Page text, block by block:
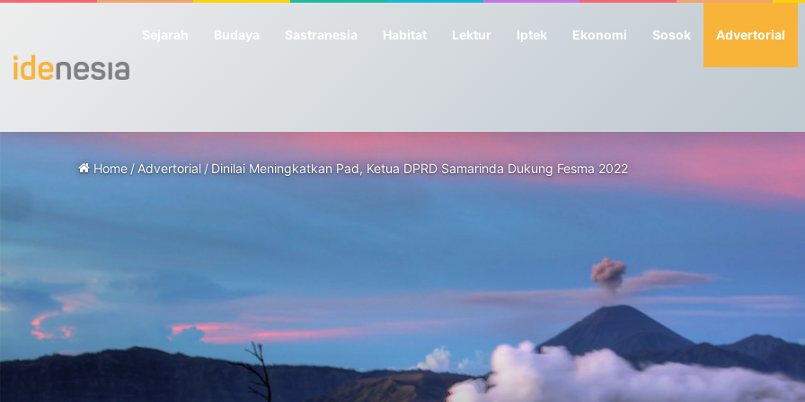
Sejarah Budaya Sastranesia Habitat Lektur Iptek Ekonomi Sosok Advertorial
Home / Advertorial /Dinilai Meningkatkan Pad, Ketua DPRD Samarinda Dukung Fesma 2022